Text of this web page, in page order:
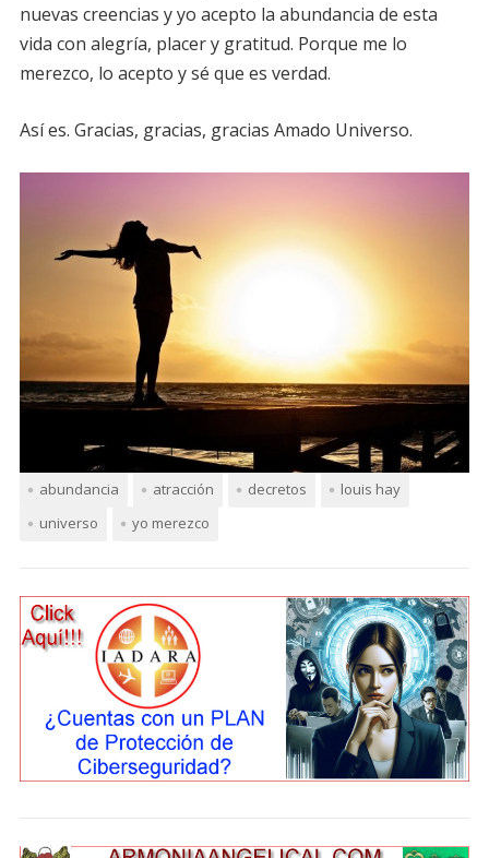
nuevas creencias y yo acepto la abundancia de esta
vida con alegría, placer y gratitud. Porque me lo
merezco, lo acepto y sé que es verdad.
Así es. Gracias, gracias, gracias Amado Universo.
abundancia atracción decretos
louis hay
universo
yo merezco